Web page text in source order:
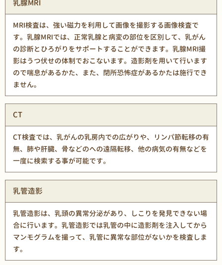
乳腺MRI
MRI検査は、強い磁力を利用して画像を撮影する画像検査で
す。乳腺MRIでは、正常乳腺と病変の部位を区別して、乳がん
の診断とひろがりをサポートすることができます。乳腺MRI撮
影はうつ伏せの体制でおこないます。造影剤を用いて行います
ので喘息があるかた、また、閉所恐怖症があるかたは施行でき
ません。
CT
CT検査では、乳がんの乳房内での広がりや、リンパ節転移の有
無、肺や肝臓、骨などのへの遠隔転移、他の病気の有無などを
一度に検索する事が可能です。
乳管造影
乳管造影は、乳頭の異常分泌があり、しこりを発見できない場
合に行います。乳管造影では乳管の中に造影剤を注入してから
マンモグラムを撮って、乳管に異常な部位がないかを検査しま
す。